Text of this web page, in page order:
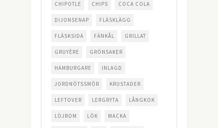
CHIPOTLE CHIPS COCA COLA
DIJONSENAP FLÄSKLÄGG
FLÄSKSIDA FÄNKÅL GRILLAT
GRUYÈRE GRÖNSAKER
HAMBURGARE INLAGD
JORDNÖTSSMÖR KRUSTADER
LEFTOVER LERGRYTA LÅNGKOK
LÖJROM LÖK MACKA